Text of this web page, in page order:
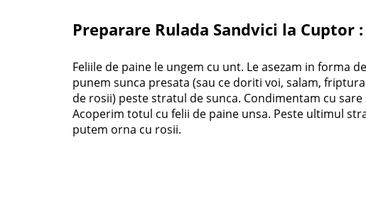
Preparare Rulada Sandvici la Cuptor :
Feliile de paine le ungem cu unt. Le asezam in forma
punem sunca presata (sau ce doriti voi, salam,
de rosii) peste stratul de sunca. Condimentam cu
Acoperim totul cu felii de paine unsa. Peste ultimul
putem orna cu rosii.